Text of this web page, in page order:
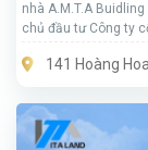
nhà A.M.T.A
chủ đầu tư Công ty
nhiều doanh nghiệp
141 Hoàng